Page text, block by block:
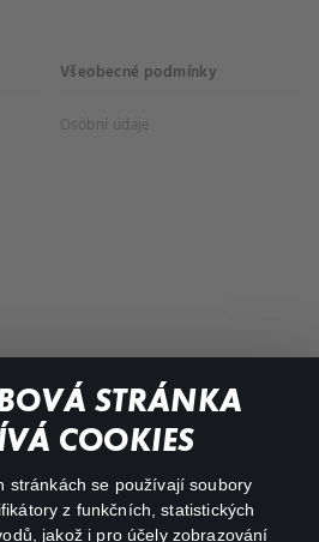
STRÁNKA
COOKIES
stránkách se používají soubory
z funkčních, statistických
jakož i pro účely zobrazování
Všeobecné podmínky
Osobní údaje